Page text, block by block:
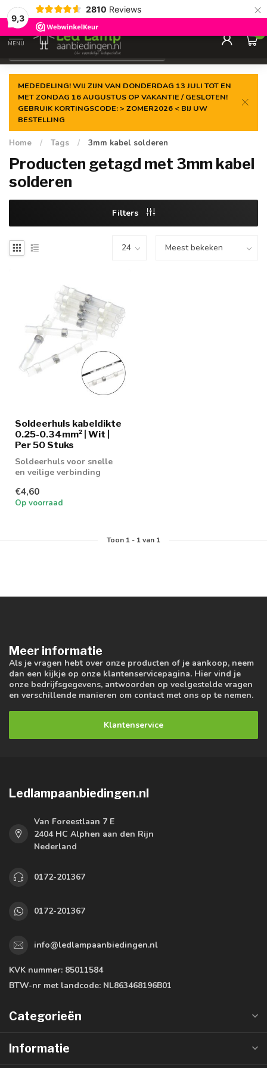
9,3
2810 Reviews ×
Gegarandeerde delaagste prijs
MENU
0
MEDEDELING! WIJ ZIJN VAN DONDERDAG 13 JULI TOT EN
MET ZONDAG 16 AUGUSTUS OP VAKANTIE / GESLOTEN!
GEBRUIK KORTINGSCODE: > ZOMER2026 < BIJ UW
BESTELLING
Home / Tags / 3mm kabel solderen
Producten getagd met 3mm kabel
solderen
Filters
Soldeerhuls kabeldikte
0.25-0.34mm² | Wit |
Per 50 Stuks
Soldeerhuls voor snelle
en veilige verbinding
€4,60
Op voorraad
Toon 1- 1van 1
Meer informatie
Als je vragen hebt over onze producten of je aankoop, neem
dan een kijkje op onze klantenservicepagina. Hier vind je
onze bedrijfsgegevens, antwoorden op veelgestelde vragen
en verschillende manieren om contact met ons op te nemen.
Klantenservice
Ledlampaanbiedingen.nl
Van Foreestlaan 7 E
2404 HC Alphen aan den Rijn
Nederland
0172-201367
0172-201367
info@ledlampaanbiedingen.nl
KVK nummer: 85011584
BTW-nr met landcode: NL863468196B01
Categorieën
Informatie